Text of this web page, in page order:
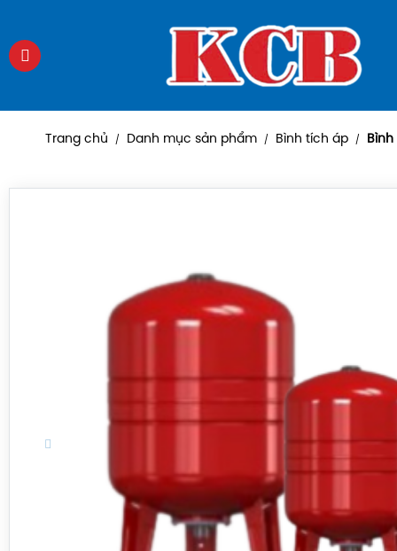
Trang chủ / Danh mục sản phẩm / Bình tích áp /